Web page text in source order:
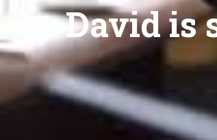
David is